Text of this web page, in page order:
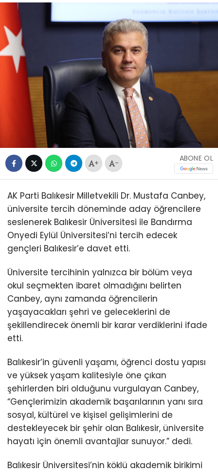
+ -
ABONE OL
AK Parti Balıkesir Milletvekili Dr. Mustafa Canbey,
üniversite tercih döneminde aday öğrencilere
seslenerek Balıkesir Üniversitesi ile Bandırma
Onyedi Eylül Üniversitesi’ni tercih edecek
gençleri Balıkesir’e davet etti.
Üniversite tercihinin yalnızca bir bölüm veya
okul seçmekten ibaret olmadığını belirten
Canbey, aynı zamanda öğrencilerin
yaşayacakları şehri ve geleceklerini de
şekillendirecek önemli bir karar verdiklerini ifade
etti.
Balıkesir’in güvenli yaşamı, öğrenci dostu yapısı
ve yüksek yaşam kalitesiyle öne çıkan
şehirlerden biri olduğunu vurgulayan Canbey,
“Gençlerimizin akademik başarılarının yanı sıra
sosyal, kültürel ve kişisel gelişimlerini de
destekleyecek bir şehir olan Balıkesir, üniversite
hayatı için önemli avantajlar sunuyor.” dedi.
Balıkesir Üniversitesi’nin köklü akademik birikimi